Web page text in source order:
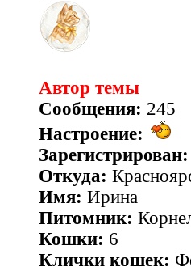
Автор темы
Сообщения: 245
Настроение:
Зарегистрирован:
Откуда:
Имя: Ирина
Питомник:
Кошки: 6
Клички кошек: